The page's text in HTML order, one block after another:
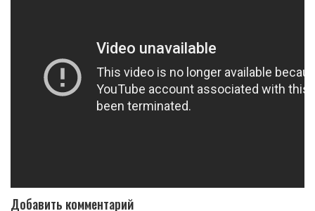
Добавить комментарий